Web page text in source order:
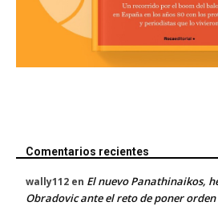
Comentarios recientes
wally112 en El nuevo Panathinaikos,
Obradovic ante el reto de poner